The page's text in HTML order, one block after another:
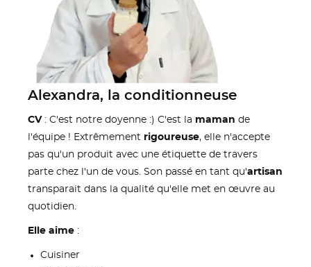
Alexandra, la conditionneuse
CV : C'est notre doyenne :) C'est la maman de
l'équipe ! Extrêmement rigoureuse, elle n'accepte
pas qu'un produit avec une étiquette de travers
parte chez l'un de vous. Son passé en tant qu'artisan
transparait dans la qualité qu'elle met en œuvre au
quotidien.
Elle aime :
Cuisiner
MES LISTES D'ENVIE
add_circle_outline Créer une nouvelle liste
((MODALTITLE))
((cancelText)) ((modalDeleteText))
CRÉER UNE LISTE D'ENVIES
NOM DE LA LISTE D'ENVIES
CONNEXION
à votre liste d'envies.